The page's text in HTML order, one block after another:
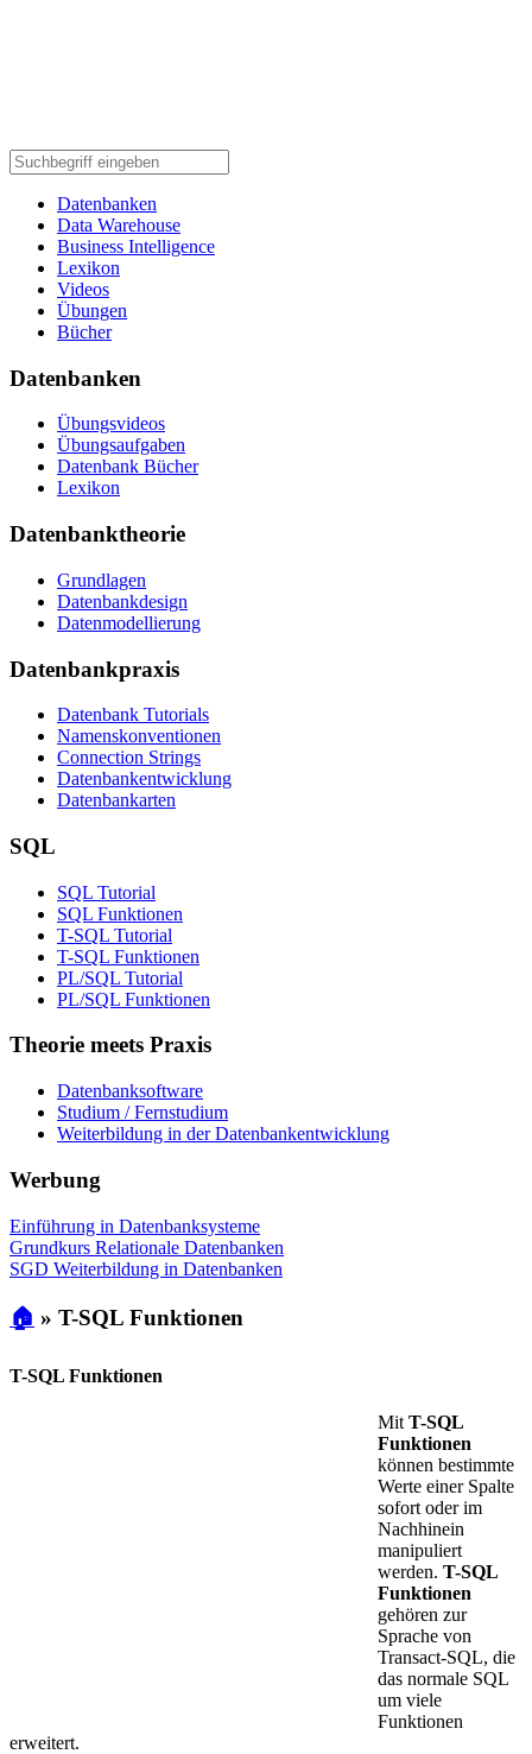
Datenbanken
Data Warehouse
Business Intelligence
Lexikon
Videos
Übungen
Bücher
Datenbanken
Übungsvideos
Übungsaufgaben
Datenbank Bücher
Lexikon
Datenbanktheorie
Grundlagen
Datenbankdesign
Datenmodellierung
Datenbankpraxis
Datenbank Tutorials
Namenskonventionen
Connection Strings
Datenbankentwicklung
Datenbankarten
SQL
SQL Tutorial
SQL Funktionen
T-SQL Tutorial
T-SQL Funktionen
PL/SQL Tutorial
PL/SQL Funktionen
Theorie meets Praxis
Datenbanksoftware
Studium / Fernstudium
Weiterbildung in der Datenbankentwicklung
Werbung
Einführung in Datenbanksysteme
Grundkurs Relationale Datenbanken
SGD Weiterbildung in Datenbanken
🏠 » T-SQL Funktionen
T-SQL Funktionen
Mit T-SQL
Funktionen
können bestimmte
Werte einer Spalte
sofort oder im
Nachhinein
manipuliert
werden. T-SQL
Funktionen
gehören zur
Sprache von
Transact-SQL, die
das normale SQL
um viele
Funktionen
erweitert.